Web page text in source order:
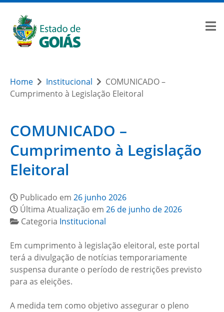
Home Institucional
COMUNICADO –
Cumprimento à Legislação Eleitoral
COMUNICADO –
Cumprimento à Legislação
Eleitoral
Publicado em 26 junho 2026
Última Atualização em 26 de junho de 2026
Categoria Institucional
Em cumprimento à legislação eleitoral, este portal
terá a divulgação de notícias temporariamente
suspensa durante o período de restrições previsto
para as eleições.
A medida tem como objetivo assegurar o pleno